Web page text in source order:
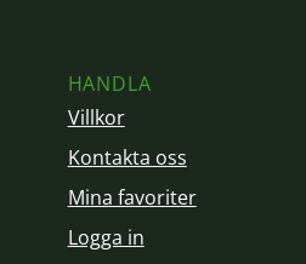
HANDLA
Villkor
Kontakta oss
Mina favoriter
Logga in